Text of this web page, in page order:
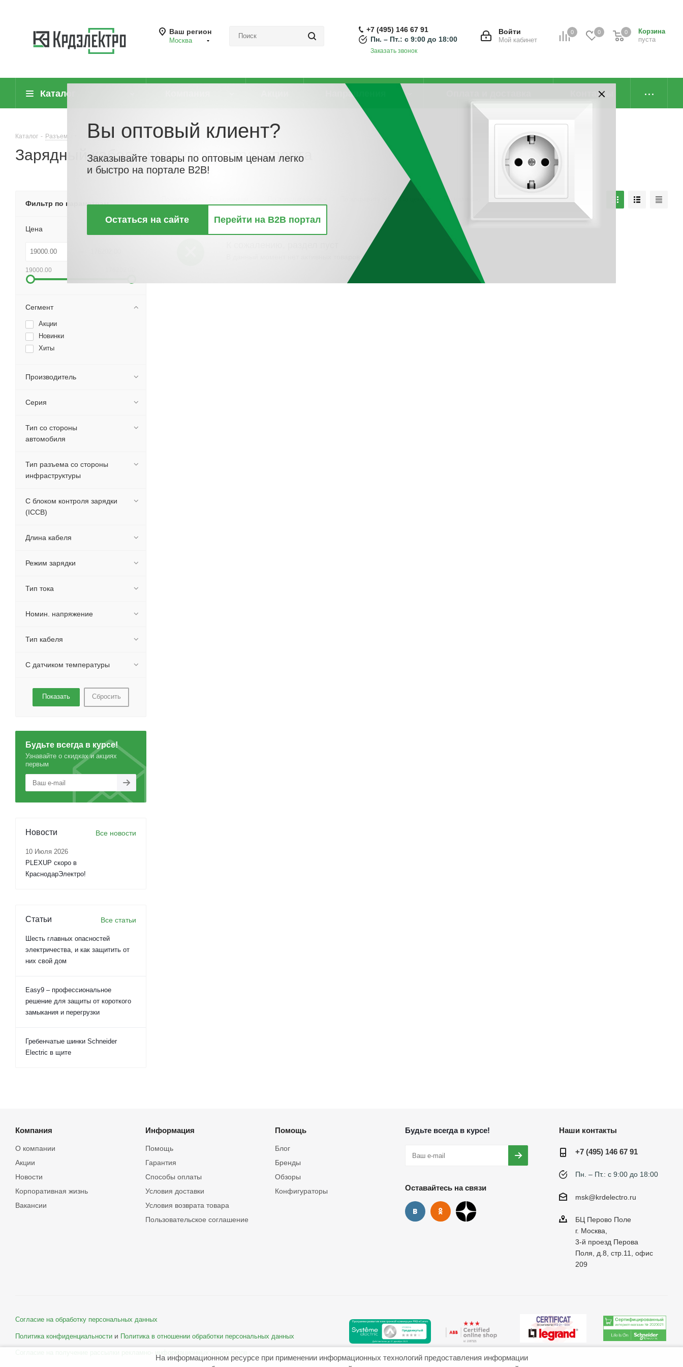
Ваш регион
Москва
0 0
Корзина
пуста
0
Войти
Мой кабинет
+7 (495) 146 67 91
Пн. – Пт.: с 9:00 до 18:00
Заказать звонок
Каталог Направления Контакты
Каталог - Разъемы Разъемы силовые - Зарядный кабель для электротранспорта
Зарядный кабель для электротранспорта
По цене По наличию
Фильтр по параметрам
Цена
19000.00
Сегмент
Акции
Новинки
Хиты
Производитель
Серия
Тип со стороны
автомобиля
Тип разъема со стороны
инфраструктуры
С блоком контроля зарядки
(ICCB)
Длина кабеля
Режим зарядки
Тип тока
Номин. напряжение
Тип кабеля
С датчиком температуры
Сбросить
Будьте всегда в курсе!
Узнавайте о скидках и акциях
первым
Новости Все новости
10 Июля 2026
PLEXUP скоро в
КраснодарЭлектро!
Статьи Все статьи
Шесть главных опасностей
электричества, и как защитить от
них свой дом
Easy9 – профессиональное
решение для защиты от короткого
замыкания и перегрузки
Гребенчатые шинки Schneider
Electric в щите
Компания
О компании
Акции
Новости
Корпоративная жизнь
Вакансии
Информация
Помощь
Гарантия
Способы оплаты
Условия доставки
Условия возврата товара
Пользовательское соглашение
Помощь
Блог
Бренды
Обзоры
Конфигураторы
Будьте всегда в курсе!
Оставайтесь на связи
Наши контакты
+7 (495) 146 67 91
Пн. – Пт.: с 9:00 до 18:00
msk@krdelectro.ru
БЦ Перово Поле
г. Москва,
3-й проезд Перова
Поля, д.8, стр.11, офис
209
Согласие на обработку персональных данных
Политика конфиденциальности и Политика в отношении обработки персональных данных
На информационном ресурсе при применении информационных технологий предоставления информации
Вы оптовый клиент?
Заказывайте товары по оптовым ценам легко
и быстро на портале B2B!
Остаться на сайте Перейти на B2B портал